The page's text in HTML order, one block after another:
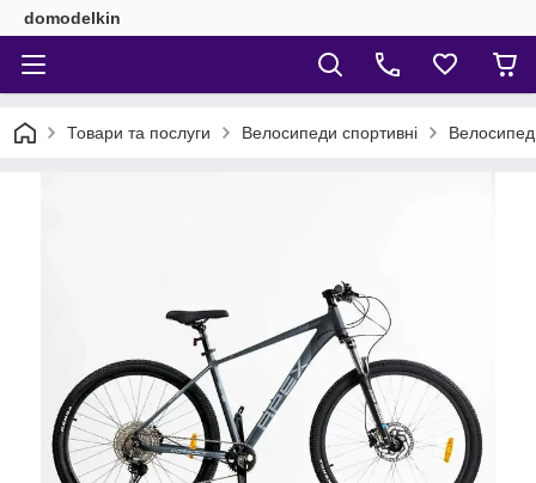
domodelkin
Товари та послуги Велосипеди спортивні